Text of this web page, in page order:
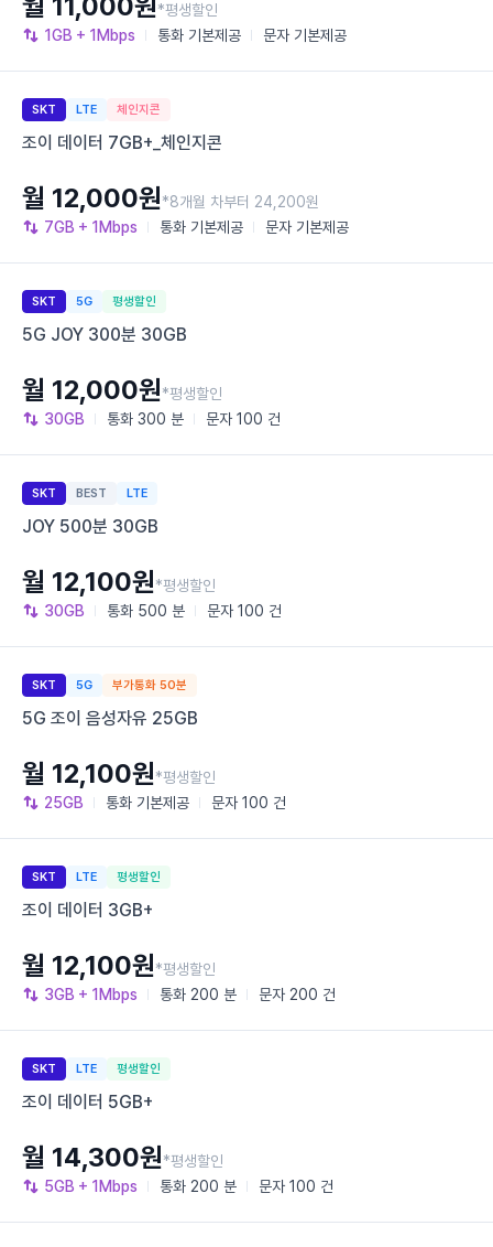
1GB + 1Mbps 통화 기본제공 문자 기본제공
*평생할인
SKT LTE 체인지콘
조이 데이터 7GB+_체인지콘
7GB + 1Mbps 통화 기본제공 문자 기본제공
월 12,000원*8개월 차부터 24,200원
SKT 5G 평생할인
5G JOY 300분 30GB
30GB 통화 300 분 문자 100 건
월 12,000원*평생할인
SKT BEST LTE
JOY 500분 30GB
30GB 통화 500 분 문자 100 건
월 12,100원*평생할인
SKT 5G 부가통화 50분
5G 조이 음성자유 25GB
25GB 통화 기본제공 문자 100 건
월 12,100원*평생할인
SKT LTE 평생할인
조이 데이터 3GB+
3GB + 1Mbps 통화 200 분 문자 200 건
월 12,100원*평생할인
SKT LTE 평생할인
조이 데이터 5GB+
5GB + 1Mbps 통화 200 분 문자 100 건
월 14,300원*평생할인